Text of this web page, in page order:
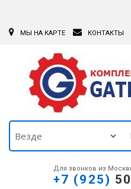
МЫ НА КАРТЕ КОНТАКТЫ
Для звонков из
+7 (925)